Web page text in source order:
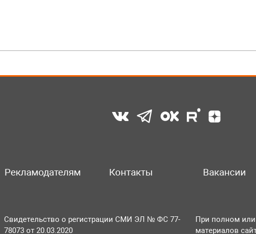
Рекламодателям Контакты Вакансии
Свидетельство о регистрации СМИ ЭЛ № ФС 77-
78073 от 20.03.2020
При полном
материалов